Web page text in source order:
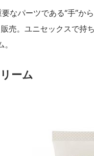
要なパーツである“手”
売。ユニセックスで持
ーム